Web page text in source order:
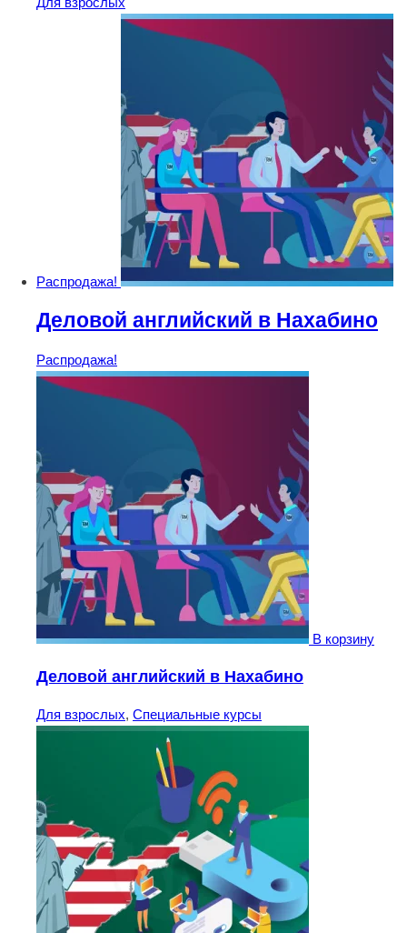
Распродажа!
Деловой английский в Нахабино
Распродажа!
В корзину
Деловой английский в Нахабино
Для взрослых, Специальные курсы